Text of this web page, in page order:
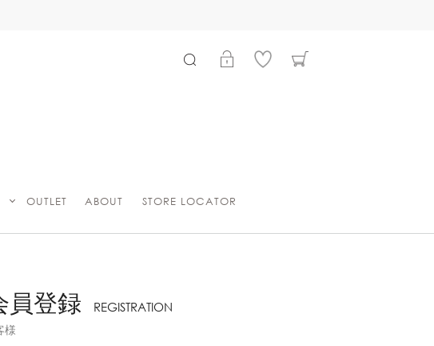
OUTLET ABOUT STORE LOCATOR
員登録 REGISTRATION
様